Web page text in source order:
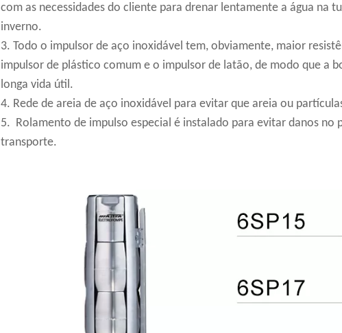
com as necessidades do cliente para drenar lentamente a água na
inverno.
3. Todo o impulsor de aço inoxidável tem, obviamente, maior
impulsor de plástico comum e o impulsor de latão, de modo que a
longa vida útil.
4. Rede de areia de aço inoxidável para evitar que areia ou
5. Rolamento de impulso especial é instalado para evitar danos no
transporte.